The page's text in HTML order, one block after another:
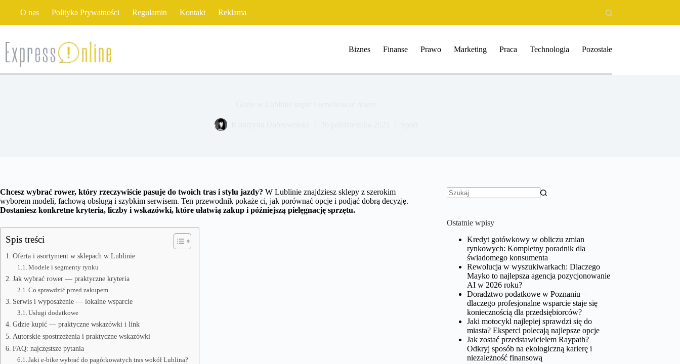
O nas Polityka Prywatności Regulamin Kontakt Reklama
Biznes Finanse Prawo Marketing Praca Technologia Pozostałe
Chcesz wybrać rower, który rzeczywiście pasuje do twoich tras i stylu jazdy? W Lublinie znajdziesz sklepy z szerokim
wyborem modeli, fachową obsługą i szybkim serwisem. Ten przewodnik pokaże ci, jak porównać opcje i podjąć dobrą decyzję.
Dostaniesz konkretne kryteria, liczby i wskazówki, które ułatwią zakup i późniejszą pielęgnację sprzętu.
Spis treści
Oferta i asortyment w sklepach w Lublinie
Modele i segmenty rynku
Jak wybrać rower — praktyczne kryteria
Co sprawdzić przed zakupem
Serwis i wyposażenie — lokalne wsparcie
Usługi dodatkowe
Gdzie kupić — praktyczne wskazówki i link
Autorskie spostrzeżenia i praktyczne wskazówki
FAQ: najczęstsze pytania
Jaki e-bike wybrać do pagórkowatych tras wokół Lublina?
Ostatnie wpisy
Kredyt gotówkowy w obliczu zmian
rynkowych: Kompletny poradnik dla
świadomego konsumenta
Rewolucja w wyszukiwarkach: Dlaczego
Mayko to najlepsza agencja pozycjonowanie
AI w 2026 roku?
Doradztwo podatkowe w Poznaniu –
dlaczego profesjonalne wsparcie staje się
koniecznością dla przedsiębiorców?
Jaki motocykl najlepiej sprawdzi się do
miasta? Eksperci polecają najlepsze opcje
Jak zostać przedstawicielem Raypath?
Odkryj sposób na ekologiczną karierę i
niezależność finansową